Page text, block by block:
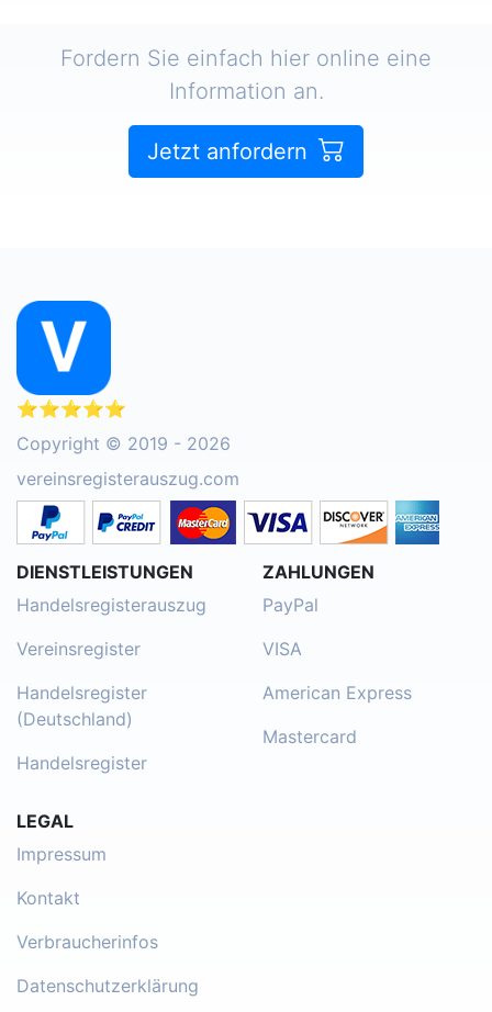
Fordern Sie einfach hier online eine
Information an.
Jetzt anfordern
⭐⭐⭐⭐⭐
Copyright © 2019 - 2026
vereinsregisterauszug.com
DIENSTLEISTUNGEN
Handelsregisterauszug
Vereinsregister
Handelsregister
(Deutschland)
Handelsregister
ZAHLUNGEN
PayPal
VISA
American Express
Mastercard
LEGAL
Impressum
Kontakt
Verbraucherinfos
Datenschutzerklärung